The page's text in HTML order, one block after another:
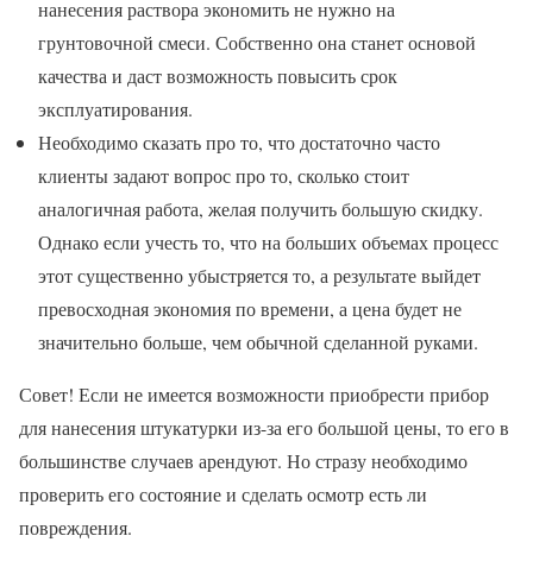
нанесения раствора экономить не нужно на
грунтовочной смеси. Собственно она станет основой
качества и даст возможность повысить срок
эксплуатирования.
Необходимо сказать про то, что достаточно часто
клиенты задают вопрос про то, сколько стоит
аналогичная работа, желая получить большую скидку.
Однако если учесть то, что на больших объемах процесс
этот существенно убыстряется то, а результате выйдет
превосходная экономия по времени, а цена будет не
значительно больше, чем обычной сделанной руками.
Совет! Если не имеется возможности приобрести прибор
для нанесения штукатурки из-за его большой цены, то его в
большинстве случаев арендуют. Но стразу необходимо
проверить его состояние и сделать осмотр есть ли
повреждения.